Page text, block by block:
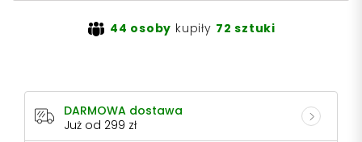
44 osoby kupiły 72 sztuki
DARMOWA dostawa
Już od 299 zł